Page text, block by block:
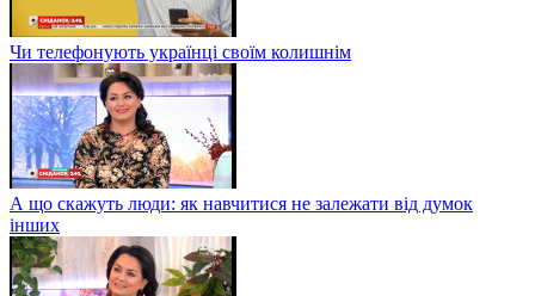
Чи телефонують українці своїм колишнім
А що скажуть люди: як навчитися не залежати від думок
інших